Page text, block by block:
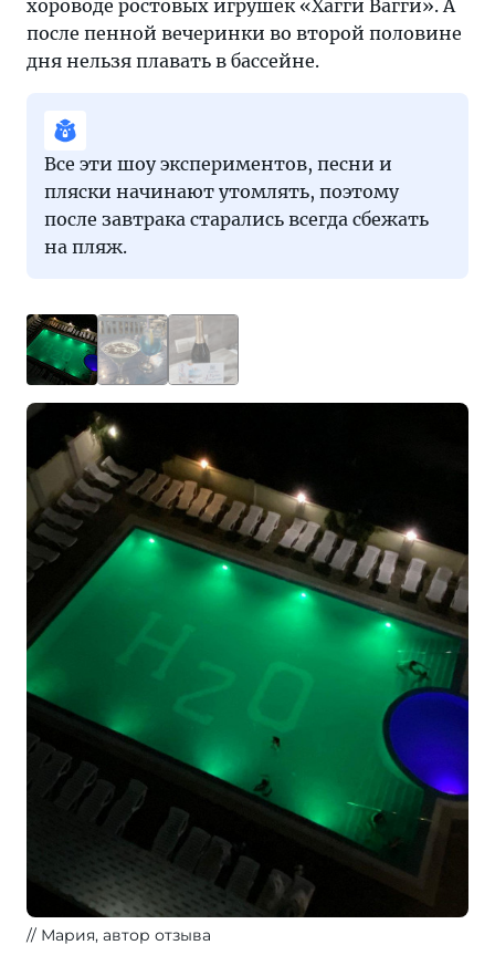
хороводе ростовых игрушек «Хагги Вагги». А
после пенной вечеринки во второй половине
дня нельзя плавать в бассейне.
Все эти шоу экспериментов, песни и
пляски начинают утомлять, поэтому
после завтрака старались всегда сбежать
на пляж.
Мария, автор отзыва